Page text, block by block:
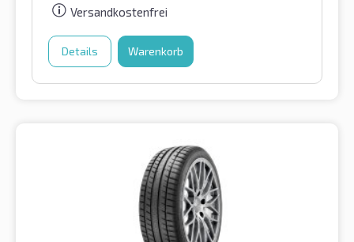
Versandkostenfrei
Details Warenkorb